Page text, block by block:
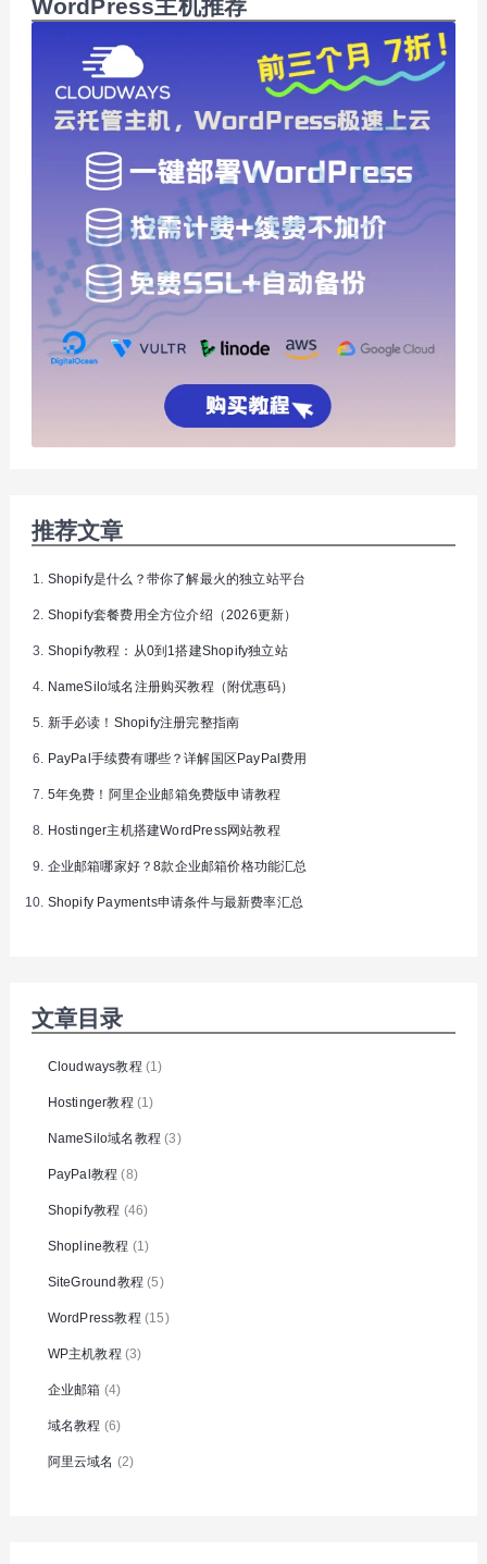
WordPress主机推荐
推荐文章
Shopify是什么？带你了解最火的独立站平台
Shopify套餐费用全方位介绍（2026更新）
Shopify教程：从0到1搭建Shopify独立站
NameSilo域名注册购买教程（附优惠码）
新手必读！Shopify注册完整指南
PayPal手续费有哪些？详解国区PayPal费用
5年免费！阿里企业邮箱免费版申请教程
Hostinger主机搭建WordPress网站教程
企业邮箱哪家好？8款企业邮箱价格功能汇总
Shopify Payments申请条件与最新费率汇总
文章目录
Cloudways教程 (1)
Hostinger教程 (1)
NameSilo域名教程 (3)
PayPal教程 (8)
Shopify教程 (46)
Shopline教程 (1)
SiteGround教程 (5)
WordPress教程 (15)
WP主机教程 (3)
企业邮箱 (4)
域名教程 (6)
阿里云域名 (2)